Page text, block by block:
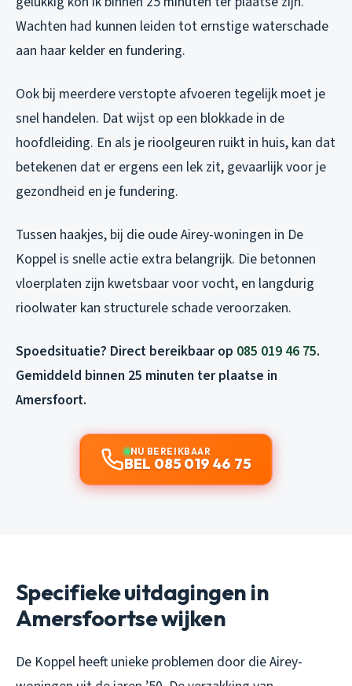
Wachten had kunnen leiden tot ernstige waterschade
aan haar kelder en fundering.
Ook bij meerdere verstopte afvoeren tegelijk moet je
snel handelen. Dat wijst op een blokkade in de
hoofdleiding. En als je rioolgeuren ruikt in huis, kan dat
betekenen dat er ergens een lek zit, gevaarlijk voor je
gezondheid en je fundering.
Tussen haakjes, bij die oude Airey-woningen in De
Koppel is snelle actie extra belangrijk. Die betonnen
vloerplaten zijn kwetsbaar voor vocht, en langdurig
rioolwater kan structurele schade veroorzaken.
Spoedsituatie? Direct bereikbaar op 085 019 46 75.
Gemiddeld binnen 25 minuten ter plaatse in
Amersfoort.
NU BEREIKBAAR
BEL 085 019 46 75
Specifieke uitdagingen in
Amersfoortse wijken
De Koppel heeft unieke problemen door die Airey-